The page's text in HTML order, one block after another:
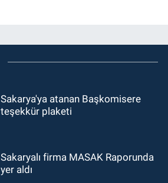
Sakarya'ya atanan Başkomisere
teşekkür plaketi
Sakaryalı firma MASAK Raporunda
yer aldı